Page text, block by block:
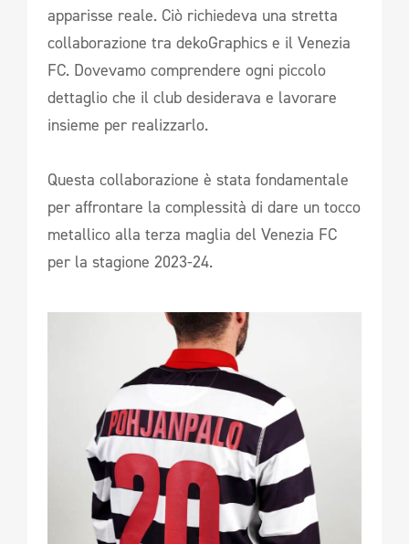
apparisse reale. Ciò richiedeva una stretta
collaborazione tra dekoGraphics e il Venezia
FC. Dovevamo comprendere ogni piccolo
dettaglio che il club desiderava e lavorare
insieme per realizzarlo.
Questa collaborazione è stata fondamentale
per affrontare la complessità di dare un tocco
metallico alla terza maglia del Venezia FC
per la stagione 2023-24.